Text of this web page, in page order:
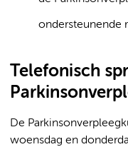
ondersteunende
Telefonisch
De
woensdag en